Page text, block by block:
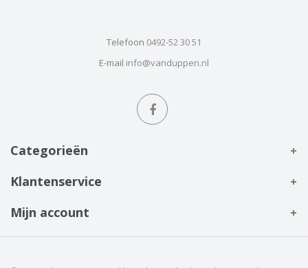
Telefoon 0492-52 30 51
E-mail info@vanduppen.nl
Categorieën
Klantenservice
Mijn account